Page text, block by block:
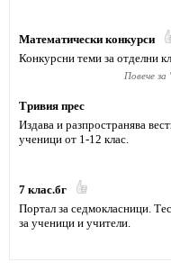
Математически конкурси
Конкурсни теми за отделни
Повече за
Тривия прес
Издава и разпространява
ученици от 1-12 клас.
7 клас.бг
Портал за седмокласници.
за ученици и учители.